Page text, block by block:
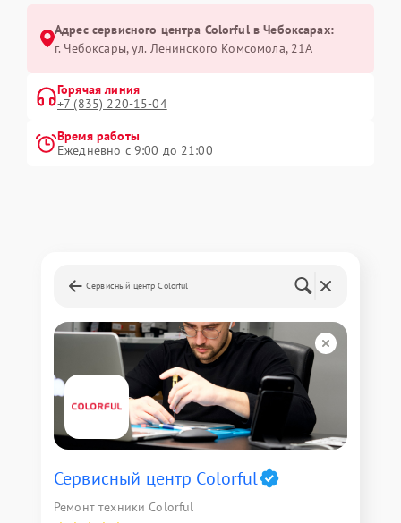
Адрес сервисного центра Colorful в Чебоксарах:
г. Чебоксары, ул. Ленинского Комсомола, 21А
Горячая линия
+7 (835) 220-15-04
Время работы
Ежедневно с 9:00 до 21:00
Сервисный центр Colorful
Сервисный центр Colorful
Ремонт техники Colorful